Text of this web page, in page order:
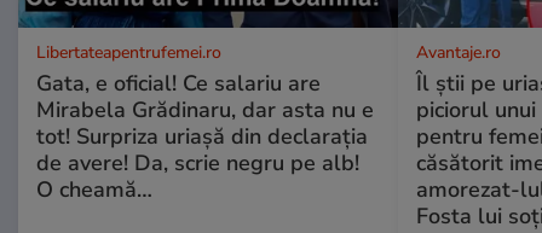
Libertateapentrufemei.ro
Gata, e oficial! Ce salariu are
Mirabela Grădinaru, dar asta nu e
tot! Surpriza uriașă din declarația
de avere! Da, scrie negru pe alb!
O cheamă…
Avantaje.ro
Îl știi pe
piciorul
pentru
căsătorit
amorezat-
Fosta lui